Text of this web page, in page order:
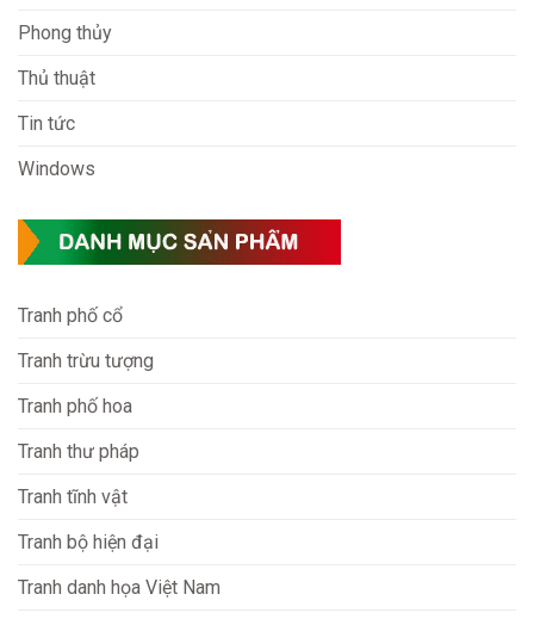
Phong thủy
Thủ thuật
Tin tức
Windows
Tranh phố cổ
Tranh trừu tượng
Tranh phố hoa
Tranh thư pháp
Tranh tĩnh vật
Tranh bộ hiện đại
Tranh danh họa Việt Nam